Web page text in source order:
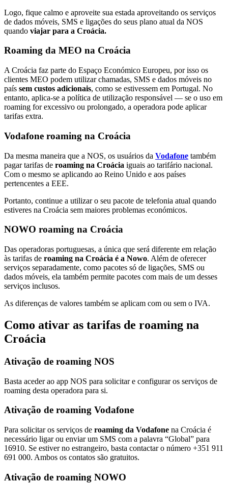
Logo, fique calmo e aproveite sua estada aproveitando os serviços
de dados móveis, SMS e ligações do seus plano atual da NOS
quando viajar para a Croácia.
Roaming da MEO na Croácia
A Croácia faz parte do Espaço Económico Europeu, por isso os
clientes MEO podem utilizar chamadas, SMS e dados móveis no
país sem custos adicionais, como se estivessem em Portugal. No
entanto, aplica-se a política de utilização responsável — se o uso em
roaming for excessivo ou prolongado, a operadora pode aplicar
tarifas extra.
Vodafone roaming na Croácia
Da mesma maneira que a NOS, os usuários da Vodafone também
pagar tarifas de roaming na Croácia iguais ao tarifário nacional.
Com o mesmo se aplicando ao Reino Unido e aos países
pertencentes a EEE.
Portanto, continue a utilizar o seu pacote de telefonia atual quando
estiveres na Croácia sem maiores problemas económicos.
NOWO roaming na Croácia
Das operadoras portuguesas, a única que será diferente em relação
às tarifas de roaming na Croácia é a Nowo. Além de oferecer
serviços separadamente, como pacotes só de ligações, SMS ou
dados móveis, ela também permite pacotes com mais de um desses
serviços inclusos.
As diferenças de valores também se aplicam com ou sem o IVA.
Como ativar as tarifas de roaming na
Croácia
Ativação de roaming NOS
Basta aceder ao app NOS para solicitar e configurar os serviços de
roaming desta operadora para si.
Ativação de roaming Vodafone
Para solicitar os serviços de roaming da Vodafone na Croácia é
necessário ligar ou enviar um SMS com a palavra “Global” para
16910. Se estiver no estrangeiro, basta contactar o número +351 911
691 000. Ambos os contatos são gratuitos.
Ativação de roaming NOWO